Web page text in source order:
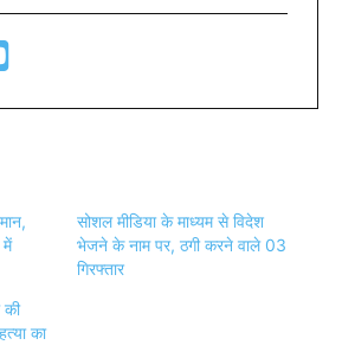
में
सोशल मीडिया के माध्यम से विदेश
भेजने के नाम पर, ठगी करने वाले 03
गिरफ्तार
की
का